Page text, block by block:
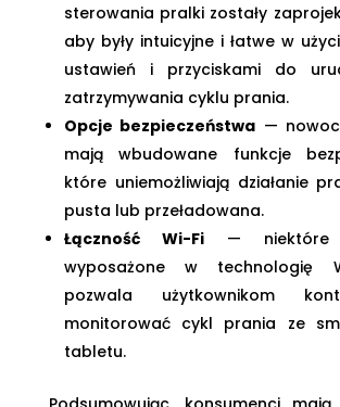
sterowania pralki zostały
aby były intuicyjne i łatwe w
ustawień i przyciskami do
zatrzymywania cyklu prania.
Opcje bezpieczeństwa —
mają wbudowane funkcje
które uniemożliwiają działanie
pusta lub przeładowana.
Łączność Wi-Fi— niektóre
wyposażone w technologię
pozwala użytkownikom
monitorować cykl prania ze
tabletu.